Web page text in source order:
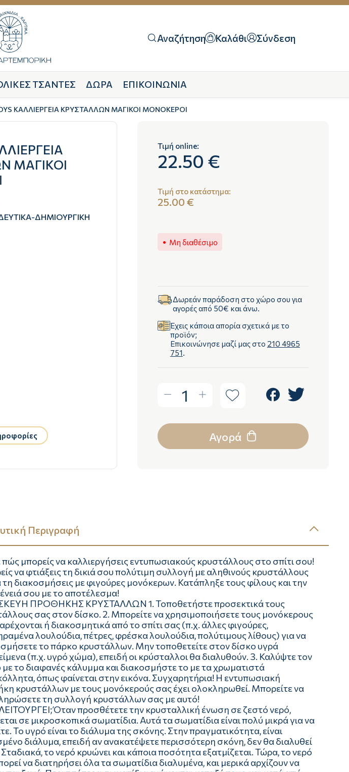
Αναζήτηση Καλάθι Σύνδεση
ΤΣΑΝΤΕΣ ΔΩΡΑ ΕΠΙΚΟΙΝΩΝΙΑ
ΚΑΛΛΙΕΡΓΕΙΑ ΚΡΥΣΤΑΛΛΩΝ ΜΑΓΙΚΟΙ ΜΟΝΟΚΕΡΟΙ
ΜΑΓΙΚΟΙ
ΔΗΜΙΟΥΡΓΙΚΗ
Τιμή online:
22.50 €
Τιμή στο κατάστημα:
25.00 €
Μη διαθέσιμο
Δωρεάν παράδοση στο χώρο σου για
αγορές από 50€ και άνω.
Έχεις κάποια απορία σχετικά με το
προϊόν;
Επικοινώνησε μαζί μας στο 210 4965
751
1
Αγορά
Περιγραφή
μπορείς να καλλιεργήσεις εντυπωσιακούς κρυστάλλους στο σπίτι σου!
να φτιάξεις τη δικιά σου πολύτιμη συλλογή με αληθινούς κρυστάλλους
τη διακοσμήσεις με φιγούρες μονόκερων. Κατάπληξε τους φίλους και την
σου με το αποτέλεσμα!
ΠΡΟΘΗΚΗΣ ΚΡΥΣΤΑΛΛΩΝ 1. Τοποθετήστε προσεκτικά τους
σας στον δίσκο. 2. Μπορείτε να χρησιμοποιήσετε τους μονόκερους
ή διακοσμητικά από το σπίτι σας (π.χ. άλλες φιγούρες,
λουλούδια, πέτρες, φρέσκα λουλούδια, πολύτιμους λίθους) για να
το πάρκο κρυστάλλων. Μην τοποθετείτε στον δίσκο υγρά
(π.χ. υγρό χώμα), επειδή οι κρύσταλλοι θα διαλυθούν. 3. Καλύψτε τον
με το διαφανές κάλυμμα και διακοσμήστε το με τα χρωματιστά
όπως φαίνεται στην εικόνα. Συγχαρητήρια! Η εντυπωσιακή
κρυστάλλων με τους μονόκερούς σας έχει ολοκληρωθεί. Μπορείτε να
τη συλλογή κρυστάλλων σας με αυτό!
Όταν προσθέτετε την κρυσταλλική ένωση σε ζεστό νερό,
σε μικροσκοπικά σωματίδια. Αυτά τα σωματίδια είναι πολύ μικρά για να
Το υγρό είναι το διάλυμα της σκόνης. Στην πραγματικότητα, είναι
διάλυμα, επειδή αν ανακατέψετε περισσότερη σκόνη, δεν θα διαλυθεί
το νερό κρυώνει και κάποια ποσότητα εξατμίζεται. Τώρα, το νερό
να διατηρήσει όλα τα σωματίδια διαλυμένα, και μερικά αρχίζουν να